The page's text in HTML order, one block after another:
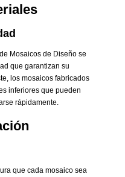
Mosaicos de Diseño se
que garantizan su
los mosaicos fabricados
inferiores que pueden
rápidamente.
que cada mosaico sea